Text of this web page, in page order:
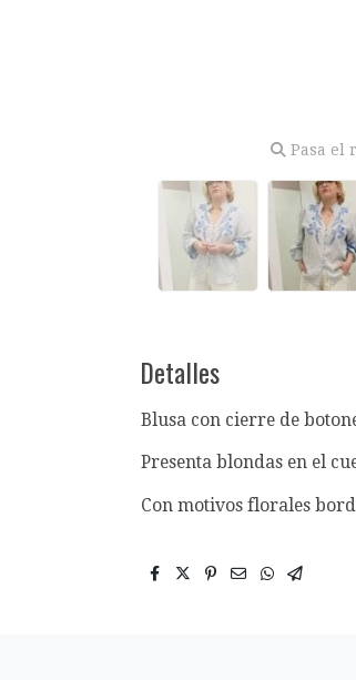
Pasa el
Detalles
Blusa con cierre de
Presenta blondas en el
Con motivos florales